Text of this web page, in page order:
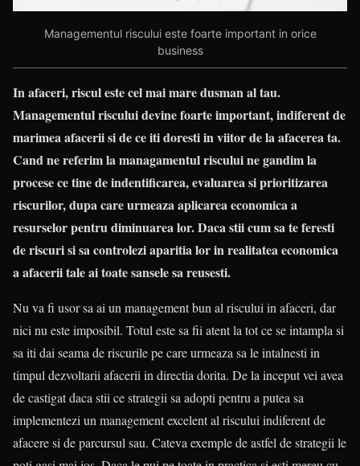
Managementul riscului este foarte important in orice
business
In afaceri, riscul este cel mai mare dusman al tau.
Managementul riscului devine foarte important, indiferent de
marimea afacerii si de ce iti doresti in viitor de la afacerea ta.
Cand ne referim la managamentul riscului ne gandim la
procese ce tine de indentificarea, evaluarea si prioritizarea
riscurilor, dupa care urmeaza aplicarea economica a
resurselor pentru diminuarea lor. Daca stii cum sa te feresti
de riscuri si sa controlezi aparitia lor in realitatea economica
a afacerii tale ai toate sansele sa reusesti.
Nu va fi usor sa ai un management bun al riscului in afaceri, dar
nici nu este imposibil. Totul este sa fii atent la tot ce se intampla si
sa iti dai seama de riscurile pe care urmeaza sa le intalnesti in
timpul dezvoltarii afacerii in directia dorita. De la inceput vei avea
de castigat daca stii ce strategii sa adopti pentru a putea sa
implementezi un management excelent al riscului indiferent de
afacere si de parcursul sau. Cateva exemple de astfel de strategii le